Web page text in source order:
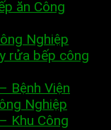
ăn Công
Nghiệp
rửa bếp công
Bệnh Viện
Nghiệp
Khu Công